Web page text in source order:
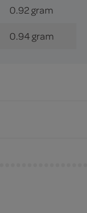
0.92 gram
0.94 gram